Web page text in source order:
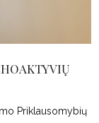
Priklausomybių